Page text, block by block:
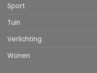
Sport
Tuin
Verlichting
Wonen